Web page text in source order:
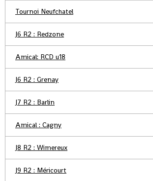
Tournoi Neufchatel
J6 R2 : Redzone
Amical: RCD u18
J6 R2 : Grenay
J7 R2 : Barlin
Amical : Cagny
J8 R2 : Wimereux
J9 R2 : Méricourt